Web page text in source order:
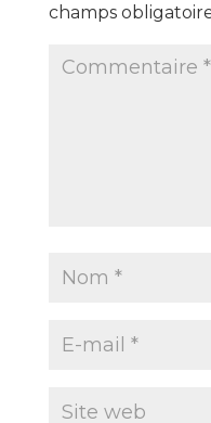
champs